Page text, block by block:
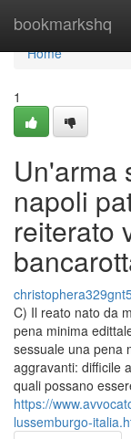
bookmarkshq
Home
Home
1
Un'arma
napoli
reiterato
C) Il reato nato da
pena minima
sessuale una pena
aggravanti: difficile
quali possano
https://
lussemburgo-